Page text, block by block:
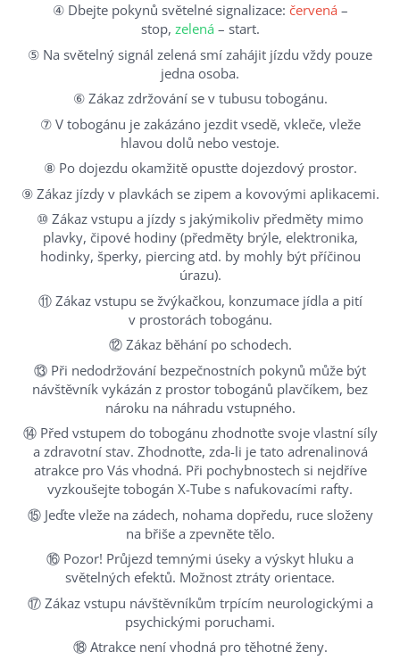
Úvod
Areál
Před návštěvou
Programy
Abonentní program
④ Dbejte pokynů světelné signalizace: červená –
stop, zelená – start.
⑤ Na světelný signál zelená smí zahájit jízdu vždy pouze
jedna osoba.
⑥ Zákaz zdržování se v tubusu tobogánu.
⑦ V tobogánu je zakázáno jezdit vsedě, vkleče, vleže
hlavou dolů nebo vestoje.
⑧ Po dojezdu okamžitě opusťte dojezdový prostor.
⑨ Zákaz jízdy v plavkách se zipem a kovovými aplikacemi.
⑩ Zákaz vstupu a jízdy s jakýmikoliv předměty mimo
plavky, čipové hodiny (předměty brýle, elektronika,
hodinky, šperky, piercing atd. by mohly být příčinou
úrazu).
⑪ Zákaz vstupu se žvýkačkou, konzumace jídla a pití
v prostorách tobogánu.
⑫ Zákaz běhání po schodech.
⑬ Při nedodržování bezpečnostních pokynů může být
návštěvník vykázán z prostor tobogánů plavčíkem, bez
nároku na náhradu vstupného.
⑭ Před vstupem do tobogánu zhodnoťte svoje vlastní síly
a zdravotní stav. Zhodnoťte, zda-li je tato adrenalinová
atrakce pro Vás vhodná. Při pochybnostech si nejdříve
vyzkoušejte tobogán X-Tube s nafukovacími rafty.
⑮ Jeďte vleže na zádech, nohama dopředu, ruce složeny
na břiše a zpevněte tělo.
⑯ Pozor! Průjezd temnými úseky a výskyt hluku a
světelných efektů. Možnost ztráty orientace.
⑰ Zákaz vstupu návštěvníkům trpícím neurologickými a
psychickými poruchami.
⑱ Atrakce není vhodná pro těhotné ženy.